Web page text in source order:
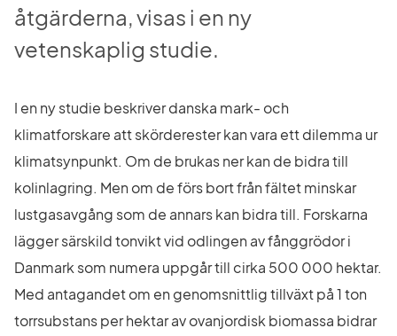
åtgärderna, visas i en ny
vetenskaplig studie.
I en ny studie beskriver danska mark- och
klimatforskare att skörderester kan vara ett dilemma ur
klimatsynpunkt. Om de brukas ner kan de bidra till
kolinlagring. Men om de förs bort från fältet minskar
lustgasavgång som de annars kan bidra till. Forskarna
lägger särskild tonvikt vid odlingen av fånggrödor i
Danmark som numera uppgår till cirka 500 000 hektar.
Med antagandet om en genomsnittlig tillväxt på 1 ton
torrsubstans per hektar av ovanjordisk biomassa bidrar